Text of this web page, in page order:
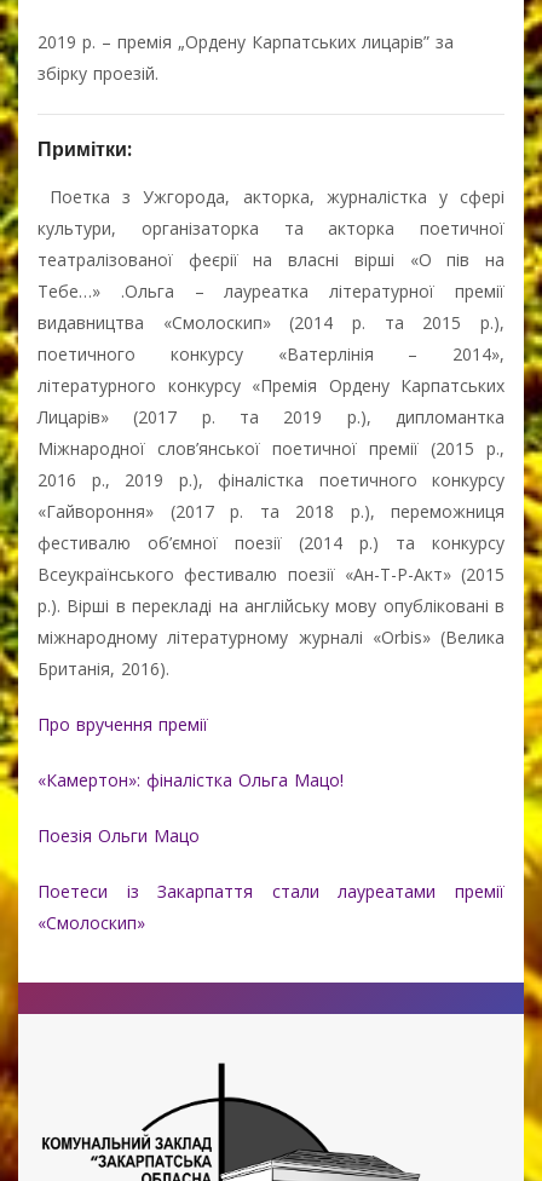
2019 р. – премія „Ордену Карпатських лицарів” за
збірку проезій.
Примітки:
Поетка з Ужгорода, акторка, журналістка у сфері
культури, організаторка та акторка поетичної
театралізованої феєрії на власні вірші «О пів на
Тебе…» .Ольга – лауреатка літературної премії
видавництва «Смолоскип» (2014 р. та 2015 р.),
поетичного конкурсу «Ватерлінія – 2014»,
літературного конкурсу «Премія Ордену Карпатських
Лицарів» (2017 р. та 2019 р.), дипломантка
Міжнародної слов’янської поетичної премії (2015 р.,
2016 р., 2019 р.), фіналістка поетичного конкурсу
«Гайвороння» (2017 р. та 2018 р.), переможниця
фестивалю об’ємної поезії (2014 р.) та конкурсу
Всеукраїнського фестивалю поезії «Ан-Т-Р-Акт» (2015
р.). Вірші в перекладі на англійську мову опубліковані в
міжнародному літературному журналі «Orbis» (Велика
Британія, 2016).
Про вручення премії
«Камертон»: фіналістка Ольга Мацо!
Поезія Ольги Мацо
Поетеси із Закарпаття стали лауреатами премії
«Смолоскип»